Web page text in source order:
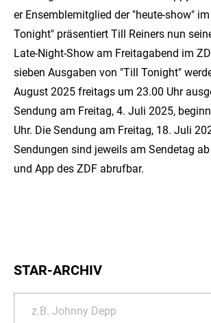
er Ensemblemitglied der "heute-show"
Tonight" präsentiert Till Reiners nun
Late-Night-Show am Freitagabend im
sieben Ausgaben von "Till Tonight"
August 2025 freitags um 23.00 Uhr
Sendung am Freitag, 4. Juli 2025,
Uhr. Die Sendung am Freitag, 18. Juli
Sendungen sind jeweils am Sendetag
und App des ZDF abrufbar.
STAR-ARCHIV